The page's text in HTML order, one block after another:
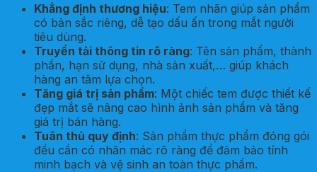
Khẳng định thương hiệu: Tem nhãn giúp sản phẩm
có bản sắc riêng, dễ tạo dấu ấn trong mắt người
tiêu dùng.
Truyền tải thông tin rõ ràng: Tên sản phẩm, thành
phần, hạn sử dụng, nhà sản xuất,… giúp khách
hàng an tâm lựa chọn.
Tăng giá trị sản phẩm: Một chiếc tem được thiết kế
đẹp mắt sẽ nâng cao hình ảnh sản phẩm và tăng
giá trị bán hàng.
Tuân thủ quy định: Sản phẩm thực phẩm đóng gói
đều cần có nhãn mác rõ ràng để đảm bảo tính
minh bạch và vệ sinh an toàn thực phẩm.